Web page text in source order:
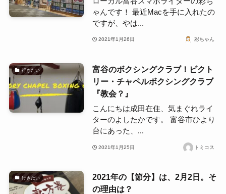
ゃんです！ 最近Macを手に入れたの
ですが、やは...
2021年1月26日 彩ちゃん
行きたい
富谷のボクシングクラブ！ビクト
リー・チャペルボクシングクラブ
『教会？』
こんにちは成田在住、気まぐれライ
ターのよしたかです。 富谷市ひより
台にあった、...
2021年1月25日 トミコス
行きたい
2021年の【節分】は、2月2日。そ
の理由は？